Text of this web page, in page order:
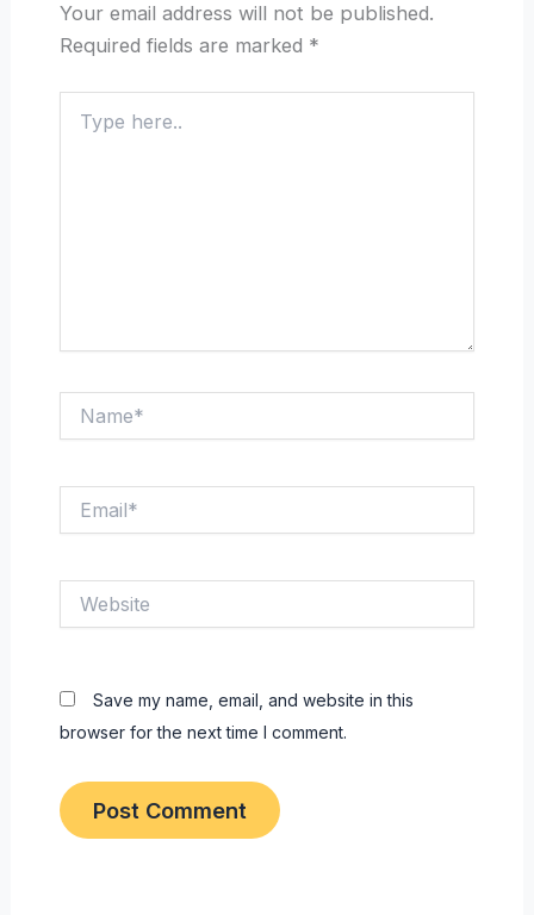
Your email address will not be published.
Required fields are marked *
here..
Save my name, email, and website in this
browser for the next time I comment.